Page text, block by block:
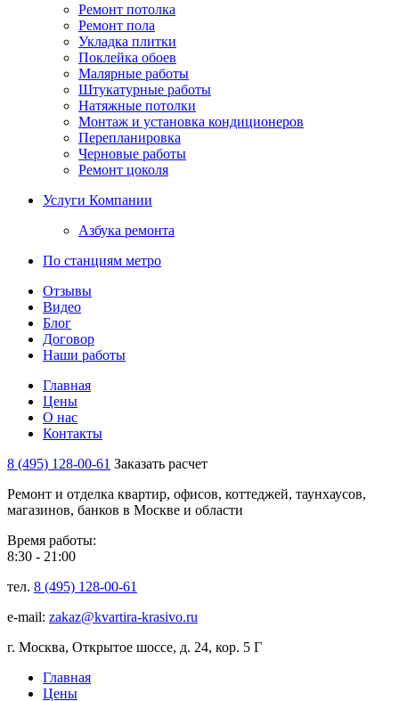
Ремонт потолка
Ремонт пола
Укладка плитки
Поклейка обоев
Малярные работы
Штукатурные работы
Натяжные потолки
Монтаж и установка кондиционеров
Перепланировка
Черновые работы
Ремонт цоколя
Услуги Компании
Азбука ремонта
По станциям метро
Отзывы
Видео
Блог
Договор
Наши работы
Главная
Цены
О нас
Контакты
8 (495) 128-00-61 Заказать расчет
Ремонт и отделка квартир, офисов, коттеджей, таунхаусов,
магазинов, банков в Москве и области
Время работы:
8:30 - 21:00
тел. 8 (495) 128-00-61
e-mail: zakaz@kvartira-krasivo.ru
г. Москва, Открытое шоссе, д. 24, кор. 5 Г
Главная
Цены